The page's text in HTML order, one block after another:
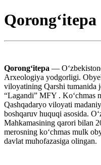
Qorongʻitepa
Qorongʻitepa —
Arxeologiya yodgorligi.
viloyatining Qarshi tumanida
“Lagandi” MFY . Koʻchmas
Qashqadaryo viloyati
boshqaruv huquqi asosida.
Mahkamasining qarori bilan
merosning koʻchmas mulk
davlat muhofazasiga olingan.